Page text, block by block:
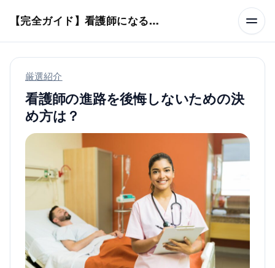
【完全ガイド】看護師になるまでのステップ＆スケジュール
厳選紹介
看護師の進路を後悔しないための決
め方は？